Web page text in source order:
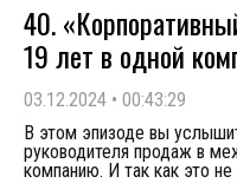
40.
19 лет в одной
03.12.2024 • 00:43:29
В этом эпизоде вы
руководителя продаж в
компанию. И так как это